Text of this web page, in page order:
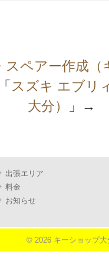
スペアー作成
スズキ エブリ
大分）
」→
出張エリア
料金
お知らせ
© 2026 キーショップ